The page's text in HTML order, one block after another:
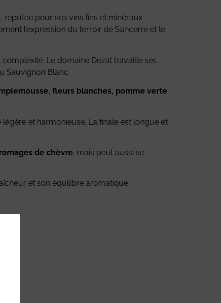
, réputée pour ses vins fins et minéraux
l’expression du terroir de Sancerre et le
Le domaine Dezat travaille ses
Sauvignon Blanc.
fleurs blanches, pomme verte
légère et harmonieuse. La finale est longue et
de chèvre, mais peut aussi se
et son équilibre aromatique.